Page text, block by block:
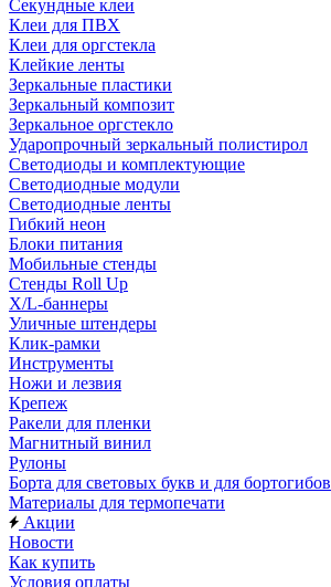
Секундные клеи
Клеи для ПВХ
Клеи для оргстекла
Клейкие ленты
Зеркальные пластики
Зеркальный композит
Зеркальное оргстекло
Ударопрочный зеркальный полистирол
Светодиоды и комплектующие
Светодиодные модули
Светодиодные ленты
Гибкий неон
Блоки питания
Мобильные стенды
Стенды Roll Up
X/L-баннеры
Уличные штендеры
Клик-рамки
Инструменты
Ножи и лезвия
Крепеж
Ракели для пленки
Магнитный винил
Рулоны
Борта для световых букв и для бортогибов
Материалы для термопечати
Акции
Новости
Как купить
Условия оплаты